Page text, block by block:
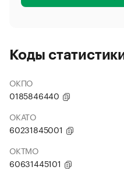
Коды
ОКПО
0185846440
ОКАТО
60231845001
ОКТМО
60631445101